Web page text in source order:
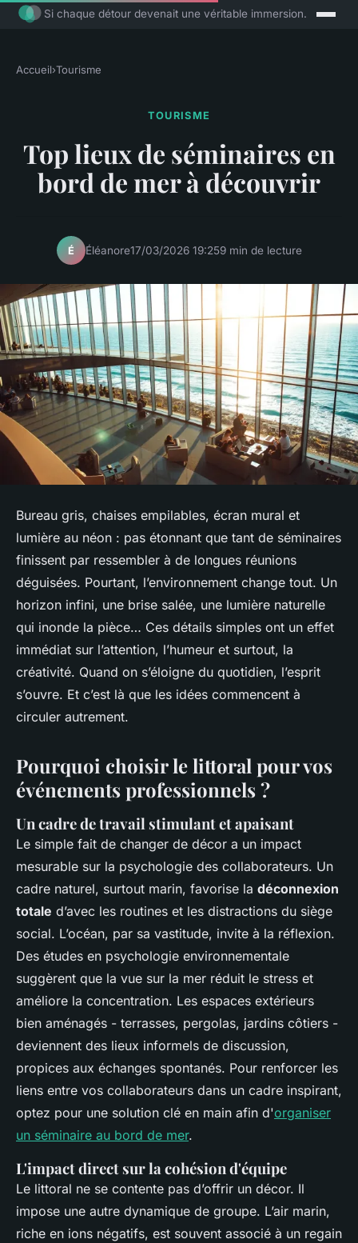
Si chaque détour devenait une véritable immersion.
Accueil›Tourisme
TOURISME
Top lieux de séminaires en
bord de mer à découvrir
É Éléanore17/03/2026 19:259 min de lecture
Bureau gris, chaises empilables, écran mural et
lumière au néon : pas étonnant que tant de séminaires
finissent par ressembler à de longues réunions
déguisées. Pourtant, l’environnement change tout. Un
horizon infini, une brise salée, une lumière naturelle
qui inonde la pièce… Ces détails simples ont un effet
immédiat sur l’attention, l’humeur et surtout, la
créativité. Quand on s’éloigne du quotidien, l’esprit
s’ouvre. Et c’est là que les idées commencent à
circuler autrement.
Pourquoi choisir le littoral pour vos
événements professionnels ?
Un cadre de travail stimulant et apaisant
Le simple fait de changer de décor a un impact
mesurable sur la psychologie des collaborateurs. Un
cadre naturel, surtout marin, favorise la déconnexion
totale d’avec les routines et les distractions du siège
social. L’océan, par sa vastitude, invite à la réflexion.
Des études en psychologie environnementale
suggèrent que la vue sur la mer réduit le stress et
améliore la concentration. Les espaces extérieurs
bien aménagés - terrasses, pergolas, jardins côtiers -
deviennent des lieux informels de discussion,
propices aux échanges spontanés. Pour renforcer les
liens entre vos collaborateurs dans un cadre inspirant,
optez pour une solution clé en main afin d'organiser
un séminaire au bord de mer.
L'impact direct sur la cohésion d'équipe
Le littoral ne se contente pas d’offrir un décor. Il
impose une autre dynamique de groupe. L’air marin,
riche en ions négatifs, est souvent associé à un regain